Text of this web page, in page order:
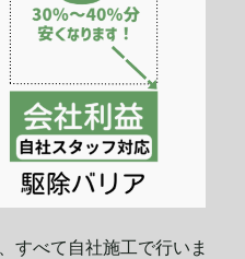
すべて自社施工で行いま